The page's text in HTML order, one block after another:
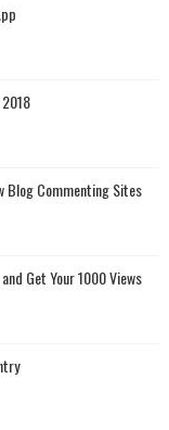
Blog Commenting Sites
Get Your 1000 Views